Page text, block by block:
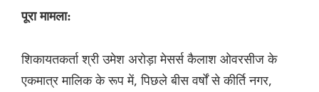
पूरा मामला:
शिकायतकर्ता श्री उमेश अरोड़ा मेसर्स कैलाश ओवरसीज के
एकमात्र मालिक के रूप में, पिछले बीस वर्षों से कीर्ति नगर,